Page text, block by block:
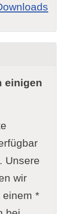
einigen
Unsere
wir
einem *